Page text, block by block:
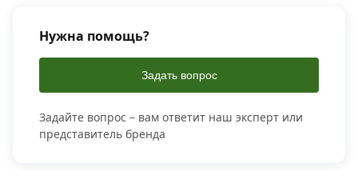
Нужна помощь?
Задать вопрос
Задайте вопрос – вам ответит наш эксперт или
представитель бренда